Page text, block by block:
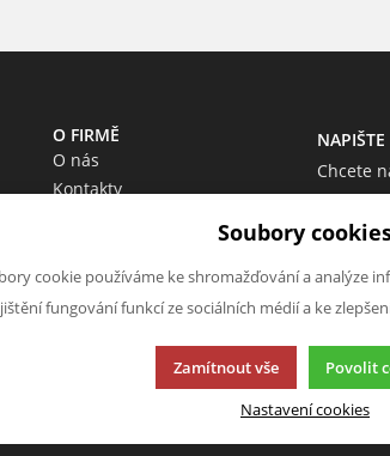
O FIRMĚ
O nás
Kontakty
Chcete
Chci
Soubory
cookie používáme ke shromažďování a analýze
fungování funkcí ze sociálních médií a ke
Zamítnout vše Povolit
Nastavení cookies